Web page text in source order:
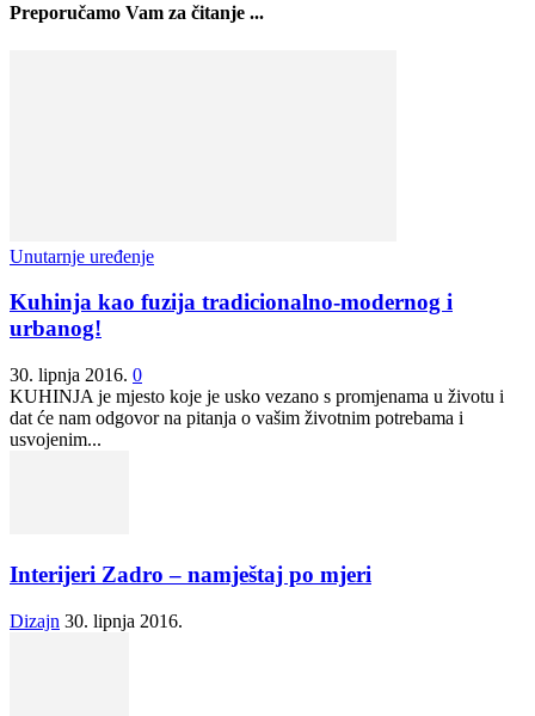
Preporučamo Vam za čitanje ...
Unutarnje uređenje
Kuhinja kao fuzija tradicionalno-modernog i
urbanog!
30. lipnja 2016. 0
KUHINJA je mjesto koje je usko vezano s promjenama u životu i
dat će nam odgovor na pitanja o vašim životnim potrebama i
usvojenim...
Interijeri Zadro – namještaj po mjeri
Dizajn 30. lipnja 2016.